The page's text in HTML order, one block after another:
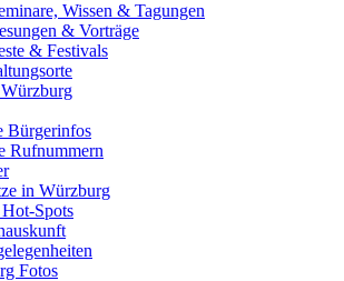
Wissen & Tagungen
& Vorträge
& Festivals
Bürgerinfos
Rufnummern
in Würzburg
Spots
Fotos